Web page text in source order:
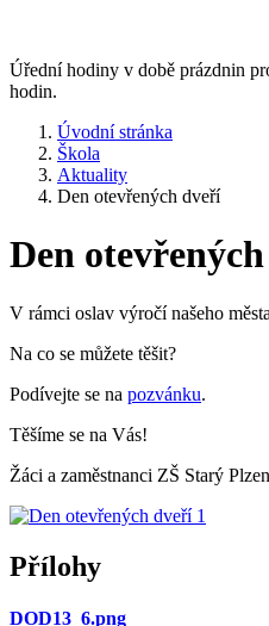
Úřední hodiny v době prázdnin
hodin.
Úvodní stránka
Škola
Aktuality
Den otevřených dveří
Den
V rámci oslav výročí našeho
Na co se můžete těšit?
Podívejte se na pozvánku.
Těšíme se na Vás!
Žáci a zaměstnanci ZŠ Starý
Přílohy
DOD13_6.png